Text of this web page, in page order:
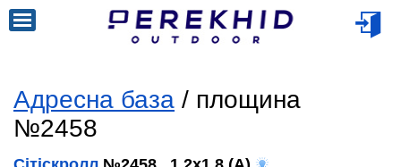
Адресна база / площина
№2458